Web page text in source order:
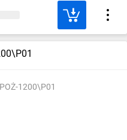
1200\P01